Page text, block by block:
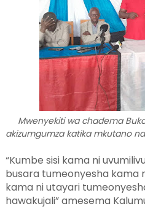
Mwenyekiti wa chadema
akizumgumza katika mkutano
“Kumbe sisi kama ni
busara tumeonyesha kama
kama ni utayari
hawakujali” amesema